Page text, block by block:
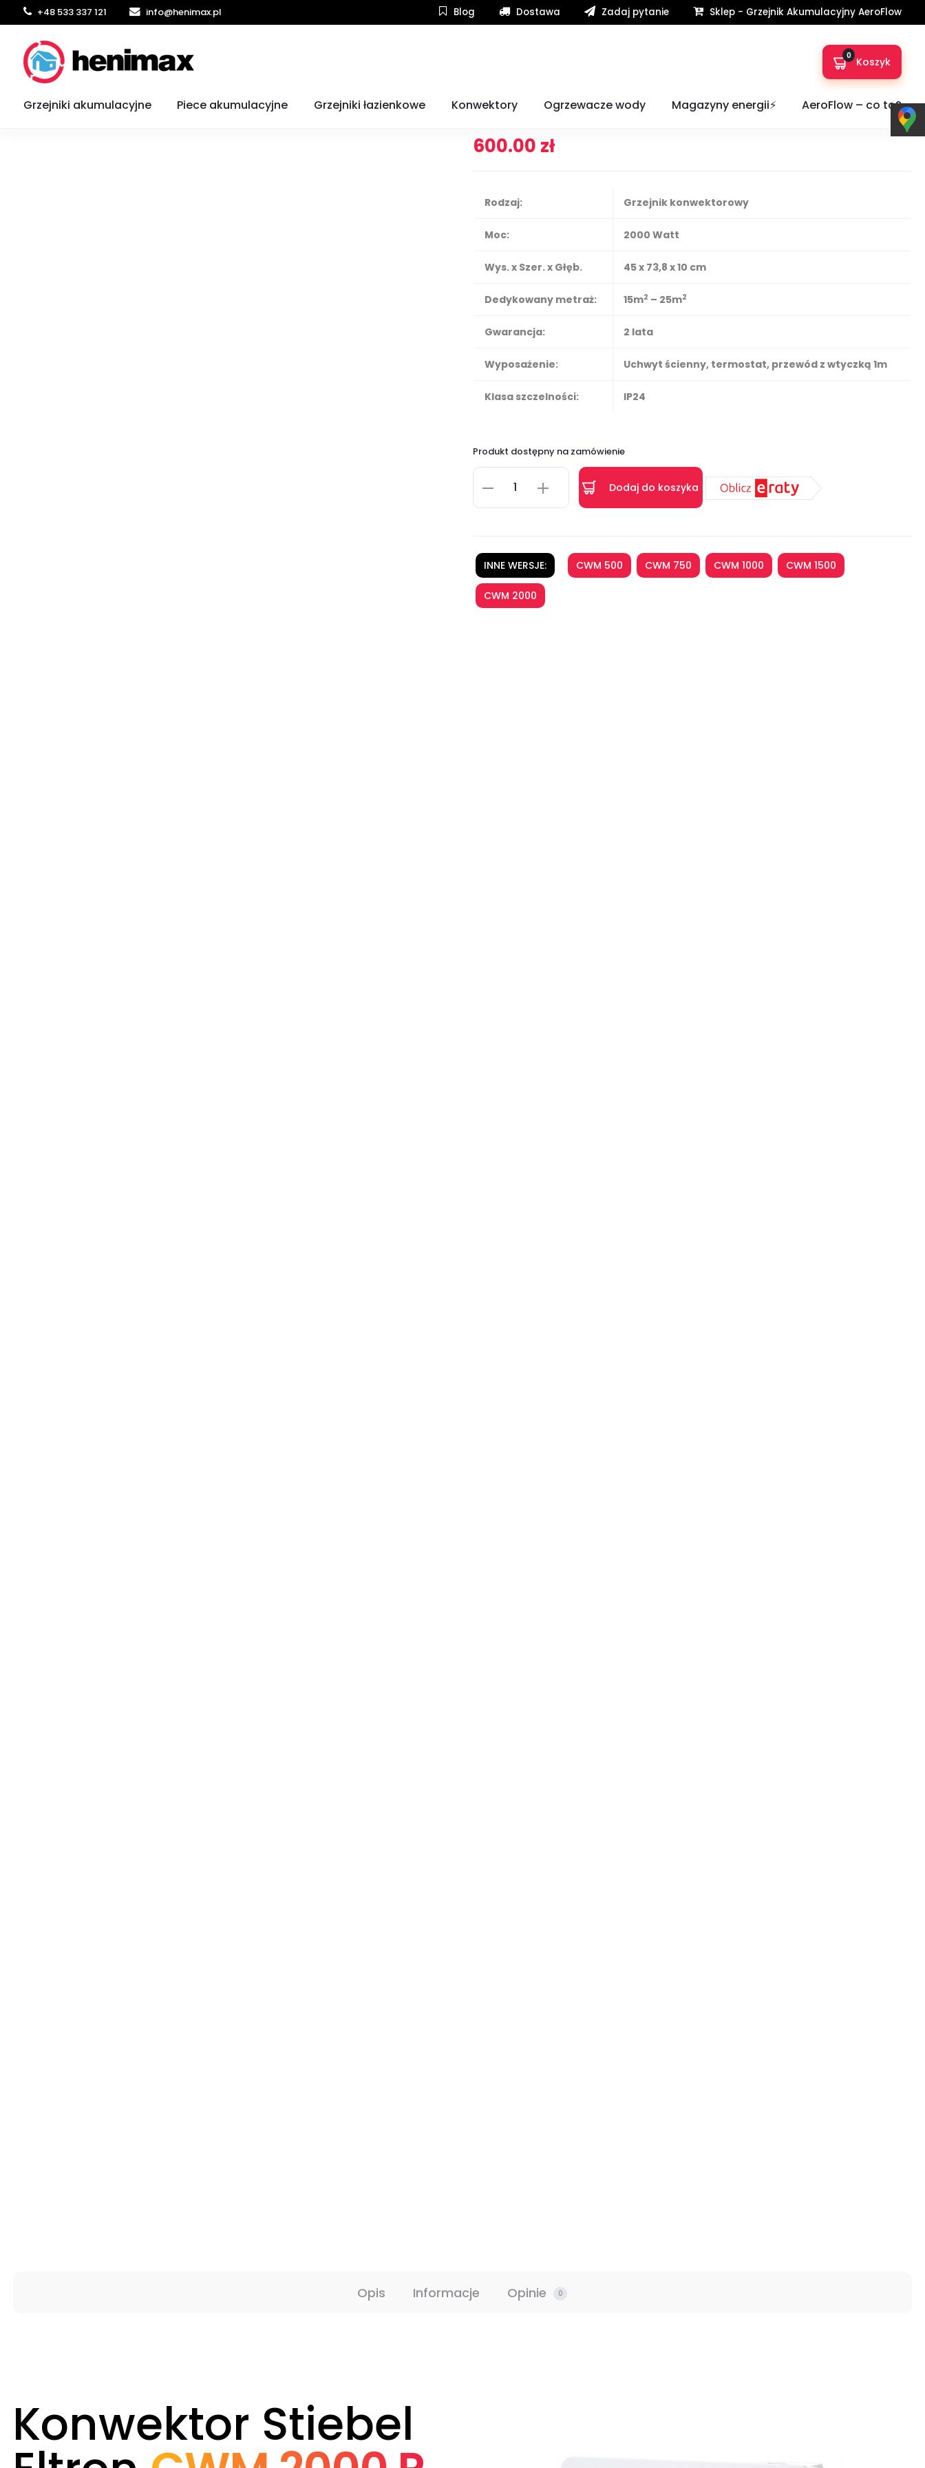
+48 533 337 121 info@henimax.pl Blog Dostawa Zadaj pytanie Sklep - Grzejnik Akumulacyjny AeroFlow
0 Koszyk
Grzejniki akumulacyjne Piece akumulacyjne Grzejniki łazienkowe Konwektory Ogrzewacze wody Magazyny energii⚡️ AeroFlow – co to?
Strona główna Konwektory CWM Stiebel Etron
Grzejnik elektryczny konwektorowy Stiebel Eltron
CWM 2000 P
600.00 zł
Rodzaj: Grzejnik konwektorowy
Moc: 2000 Watt
Wys. x Szer. x Głęb. 45 x 73,8 x 10 cm
Dedykowany metraż: 15m2 – 25m2
Gwarancja: 2 lata
Wyposażenie: Uchwyt ścienny, termostat, przewód z wtyczką 1m
Klasa szczelności: IP24
Produkt dostępny na zamówienie
Dodaj do koszyka
INNE WERSJE: CWM 500 CWM 750 CWM 1000 CWM 1500
CWM 2000
Opis Informacje Opinie 0
Konwektor Stiebel